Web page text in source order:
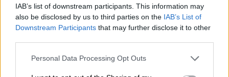
IAB’s list of downstream participants. This information may
also be disclosed by us to third parties on the IAB’s List of
Downstream Participants that may further disclose it to other
Personal Data Processing Opt Outs